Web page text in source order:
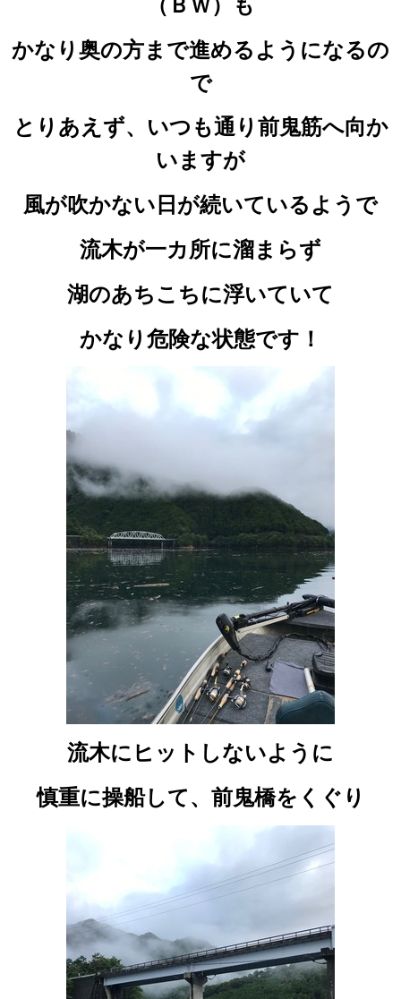
かなり奥の方まで進めるようになるの
で
とりあえず、いつも通り前鬼筋へ向か
いますが
風が吹かない日が続いているようで
流木が一カ所に溜まらず
湖のあちこちに浮いていて
かなり危険な状態です！
流木にヒットしないように
慎重に操船して、前鬼橋をくぐり